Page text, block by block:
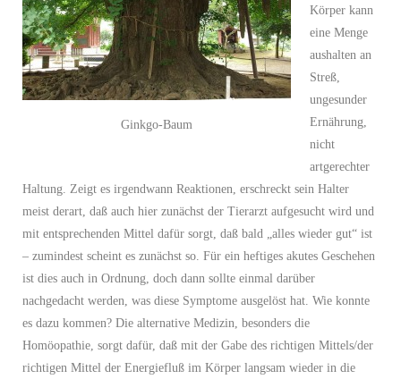
Ginkgo-Baum
Körper kann
eine Menge
aushalten an
Streß,
ungesunder
Ernährung,
nicht
artgerechter
Haltung. Zeigt es irgendwann Reaktionen, erschreckt sein Halter
meist derart, daß auch hier zunächst der Tierarzt aufgesucht wird und
mit entsprechenden Mittel dafür sorgt, daß bald „alles wieder gut“ ist
– zumindest scheint es zunächst so. Für ein heftiges akutes Geschehen
ist dies auch in Ordnung, doch dann sollte einmal darüber
nachgedacht werden, was diese Symptome ausgelöst hat. Wie konnte
es dazu kommen? Die alternative Medizin, besonders die
Homöopathie, sorgt dafür, daß mit der Gabe des richtigen Mittels/der
richtigen Mittel der Energiefluß im Körper langsam wieder in die